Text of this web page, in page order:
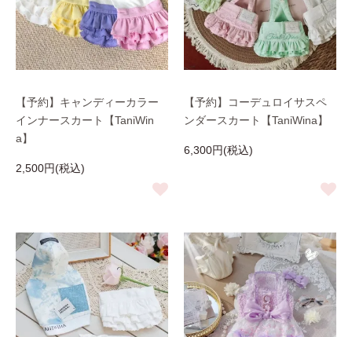
【予約】キャンディーカラー
インナースカート【TaniWin
a】
2,500円(税込)
【予約】コーデュロイサスペ
ンダースカート【TaniWina】
6,300円(税込)